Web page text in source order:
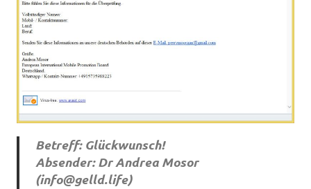
Betreff: Glückwunsch!
Absender: Dr Andrea Mosor
(info@gelld.life)